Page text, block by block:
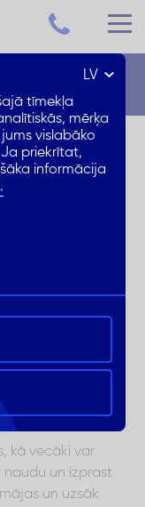
dot
jāapgūst jau
vērtību, bet arī
pašā laikā
proti,
nauda.
kļūst aktuāls
– reizi nedēļā
kā vecāki var
naudu un izprast
un uzsāk
LV
tīmekļa
mērķa
vislabāko
priekrītat,
informācija